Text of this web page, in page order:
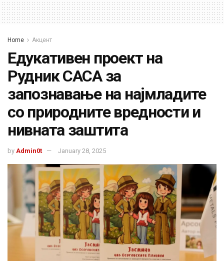
Home Акцент
Едукативен проект на
Рудник САСА за
запознавање на најмладите
со природните вредности и
нивната заштита
by Admin0t January 28, 2025